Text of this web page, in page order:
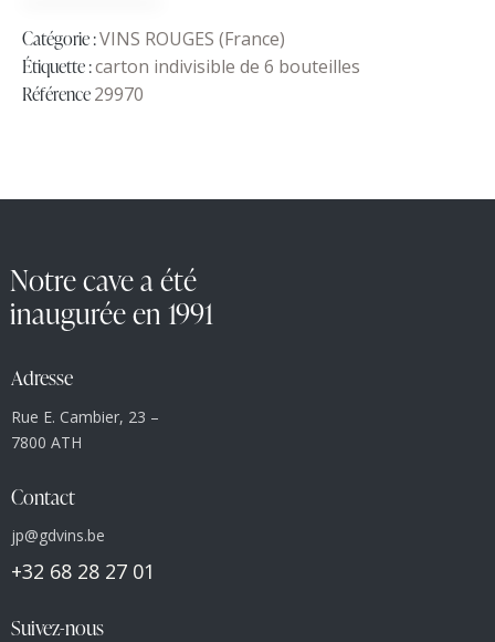
Catégorie :VINS ROUGES (France)
Étiquette :carton indivisible de 6 bouteilles
Référence29970
Notre cave a été
inaugurée en 1991
Adresse
Rue E. Cambier, 23 –
7800 ATH
Contact
jp@gdvins.be
+32 68 28 27 01
Suivez-nous